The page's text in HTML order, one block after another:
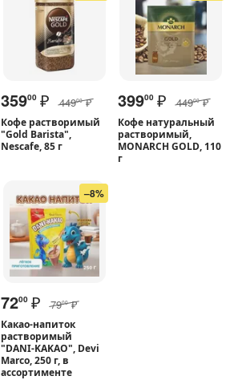
35900 ₽ 44900 ₽
Кофе растворимый
"Gold Barista",
Nescafe, 85 г
39900 ₽ 44900 ₽
Кофе натуральный
растворимый,
MONARCH GOLD, 110
г
–8%
7200 ₽ 7900 ₽
Какао-напиток
растворимый
"DANI-KAKAO", Devi
Marco, 250 г, в
ассортименте